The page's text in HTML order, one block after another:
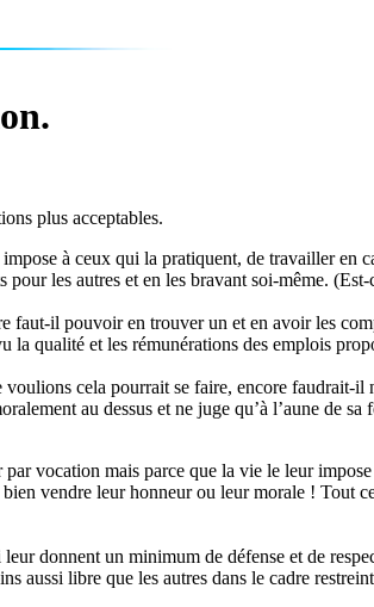
plus acceptables.
à ceux qui la pratiquent, de travailler en
les autres et en les bravant soi-même.
faut-il pouvoir en trouver un et en avoir les
qualité et les rémunérations des emplois
cela pourrait se faire, encore faudrait-il
au dessus et ne juge qu’à l’aune de
vocation mais parce que la vie le leur
vendre leur honneur ou leur morale ! Tout
donnent un minimum de défense et de
aussi libre que les autres dans le cadre